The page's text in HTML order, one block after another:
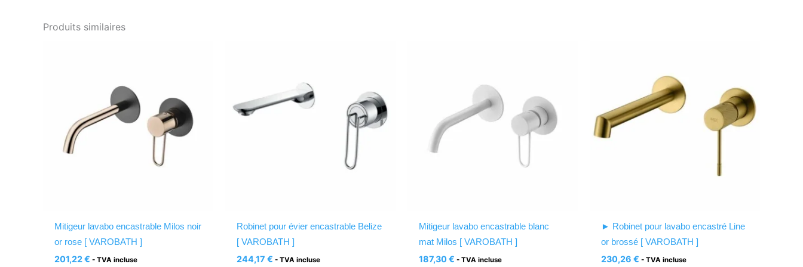
Produits similaires
Mitigeur lavabo encastrable Milos noir
or rose [ VAROBATH ]
201,22€ - TVA incluse
Robinet pour évier encastrable Belize
[ VAROBATH ]
244,17€ - TVA incluse
Mitigeur lavabo encastrable blanc
mat Milos [ VAROBATH ]
187,30€ - TVA incluse
► Robinet pour lavabo encastré Line
or brossé [ VAROBATH ]
230,26€ - TVA incluse